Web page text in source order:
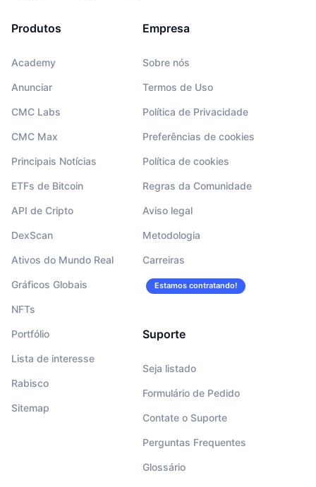
Produtos
Academy
Anunciar
CMC Labs
CMC Max
Principais Notícias
ETFs de Bitcoin
API de Cripto
DexScan
Ativos do Mundo Real
Gráficos Globais
NFTs
Portfólio
Lista de interesse
Rabisco
Sitemap
Empresa
Sobre nós
Termos de Uso
Política de Privacidade
Preferências de cookies
Política de cookies
Regras da Comunidade
Aviso legal
Metodologia
Carreiras
Estamos contratando!
Suporte
Seja listado
Formulário de Pedido
Contate o Suporte
Perguntas Frequentes
Glossário